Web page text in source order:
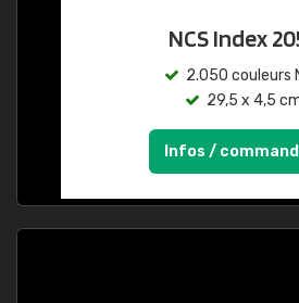
NCS Index
2.050 couleurs
29,5 x 4,5
Infos /